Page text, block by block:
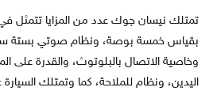
تمتلك نيسان جوك عدد من المزايا تتمثل
بقياس خمسة بوصة، ونظام صوتي بستة
وخاصية الاتصال بالبلوتوث، والقدرة على
اليدين، ونظام للملاحة، كما وتمتلك